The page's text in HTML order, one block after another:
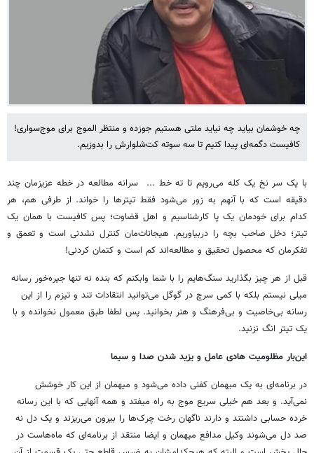
چه خوشمان بیاید چه نیاید ملتی هستیم جوزده و منتظر الموج برای موج‌سواری!
کافیست دگمه‌ای پیدا کنیم تا سه سوته کت‌شلوارش را بدوزیم.
با یک سر نخ یک کله می‌رویم تا ته خط ... سرانه مطالعه در خطه عزیزمان چند
دقیقه است که با آنهم به زور می‌شود فقط تیترها را خواند. از طرفی هم، هر
کدام‌ برای خودمان یک پا کارشناسیم و اهل قضاوت؛ پس کافیست با همان یک
تیتر؛ دخل صاحب بچه را دربیاوریم. هیجانات‌مان کنترل نشدنی است و تعمق و
تفکرمان که محصول تحقیق و مطالعه‌اند کم است و کتمان کردنی!
قبل از هر چیز بگذارید سنگ‌هایم را با شما وابکنم که بنده نه تنها جیره‌خور رسانه
میلی نیستم بلکه با کمی سرچ در گوگل می‌توانید انتقادات تند و تیزم را از این
رسانه بی‌خاصیت و بی‌فرهنگ و هنر بخوانید. پس لطفا طبق معمول نخوانده و با
یک تیتر انگ نزنید.
این‌بار مظلومیت هادی عامل و یزید شدن صدا و سیما
در برنامه‌ای به یک میهمان کفنی داده می‌شود و میهمان از این کار خوشش
نمی‌آید. و بعد هم خیلی سریع موج به راه میفتد و همه آنهایی که با این رسانه
خرده حسابی داشتند و دارند ناگهان رخت چرک‌ها را بیرون می‌ریزند و یک دل نه
صد دل می‌شوند وکیل مدافع میهمان و ایضا منتقد از برنامه‌ای که ماه‌هاست در